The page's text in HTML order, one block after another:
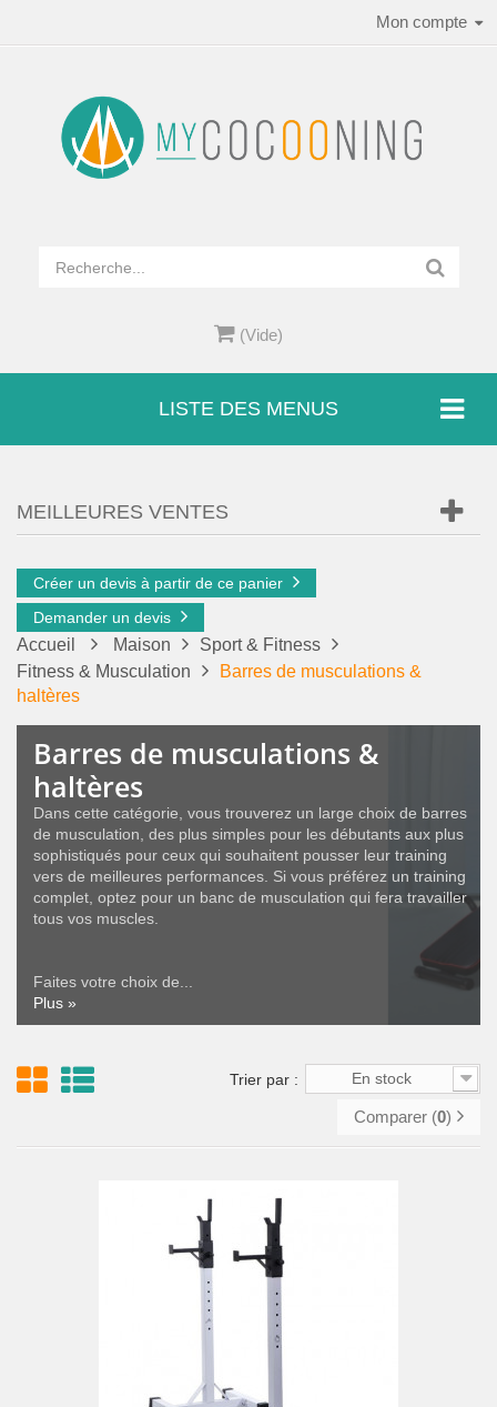
Mon compte
(Vide)
LISTE DES MENUS
MEILLEURES VENTES
Créer un devis à partir de ce panier
Demander un devis
Accueil Maison
Sport & Fitness
Fitness & Musculation
Barres de musculations &
haltères
Barres de musculations &
haltères
Dans cette catégorie, vous trouverez un large choix de barres
de musculation, des plus simples pour les débutants aux plus
sophistiqués pour ceux qui souhaitent pousser leur training
vers de meilleures performances. Si vous préférez un training
complet, optez pour un banc de musculation qui fera travailler
tous vos muscles.
Faites votre choix de...
Plus »
Trier par : En stock
Comparer (0)